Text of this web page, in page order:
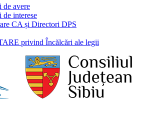
de avere
de interese
CA și Directori DPS
privind Încălcări ale legii